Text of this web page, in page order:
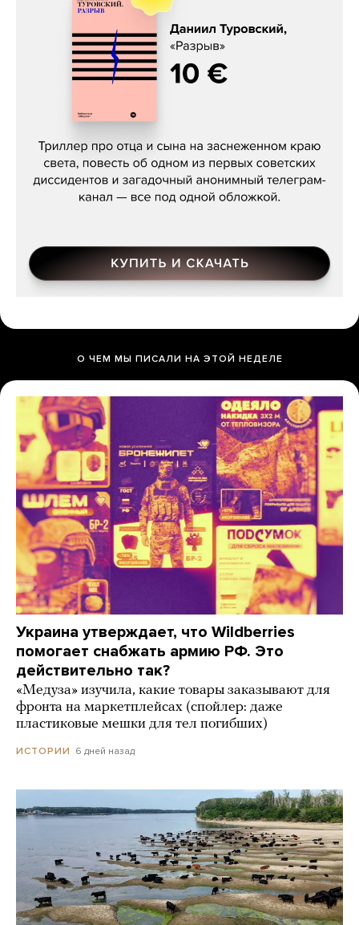
Даниил Туровский, «Разрыв»
О ЧЕМ МЫ ПИСАЛИ НА ЭТОЙ НЕДЕЛЕ
Украина утверждает, что Wildberries
помогает снабжать армию РФ. Это
действительно так?
«Медуза» изучила, какие товары заказывают для
фронта на маркетплейсах (спойлер: даже
пластиковые мешки для тел погибших)
ИСТОРИИ 6 дней назад